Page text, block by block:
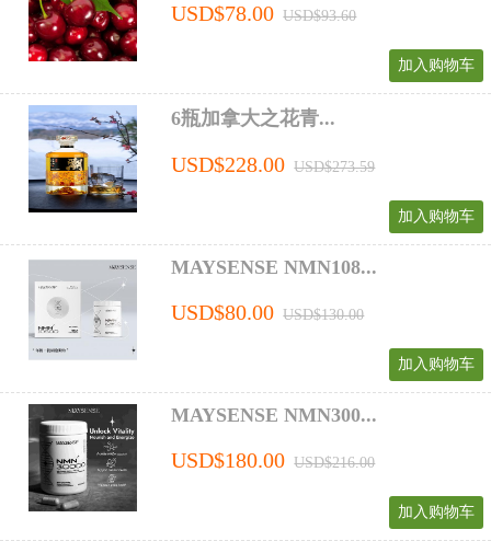
USD$78.00 USD$93.60
加入购物车
6瓶加拿大之花青...
USD$228.00 USD$273.59
加入购物车
MAYSENSE NMN108...
USD$80.00 USD$130.00
加入购物车
MAYSENSE NMN300...
USD$180.00 USD$216.00
加入购物车